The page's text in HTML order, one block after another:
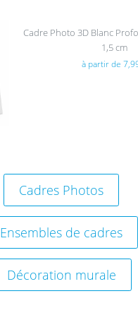
Cadre Photo 3D Blanc
1,5 cm
à partir de
Cadres Photos
Ensembles de cadres
Décoration murale